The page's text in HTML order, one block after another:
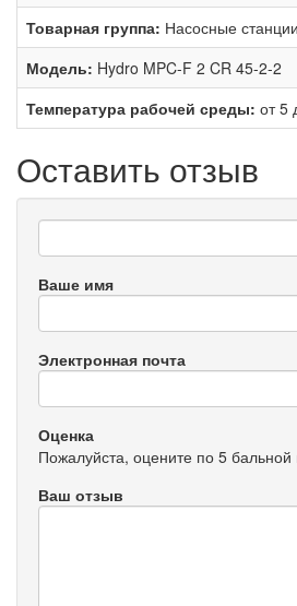
Товарная группа: Насосные
Модель: Hydro MPC-F 2 CR 45-2-2
Температура рабочей среды: от 5
Оставить отзыв
Ваше имя
Электронная почта
Оценка
Пожалуйста, оцените по 5
Ваш отзыв